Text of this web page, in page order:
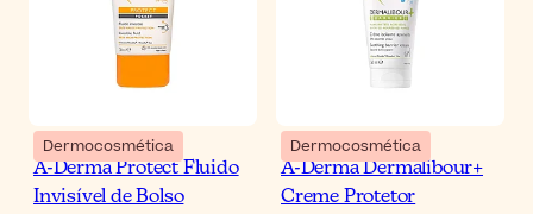
Dermocosmética
A-Derma Protect Fluido
Invisível de Bolso
Dermocosmética
A-Derma Dermalibour+
Creme Protetor